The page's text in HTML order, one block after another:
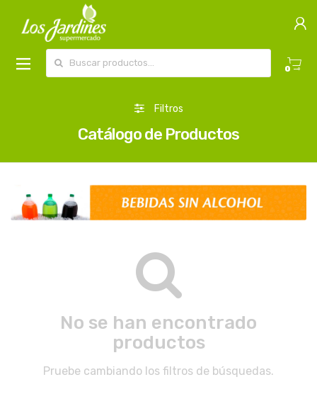
0
Filtros
Catálogo de Productos
No se han encontrado
productos
Pruebe cambiando los filtros de búsquedas.